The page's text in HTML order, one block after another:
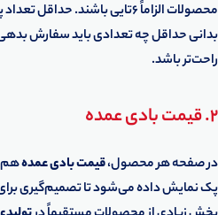
محصولات الزاماً 6تایی
بدانی حداقل چه تعدادی باید سفارش
راحت‌تر باشد.
2. قیمت بادی عمده
در صفحه هر محصول،قیمت بادی عمدههم
پک نمایش داده می‌شود تا تصمیم‌گیری